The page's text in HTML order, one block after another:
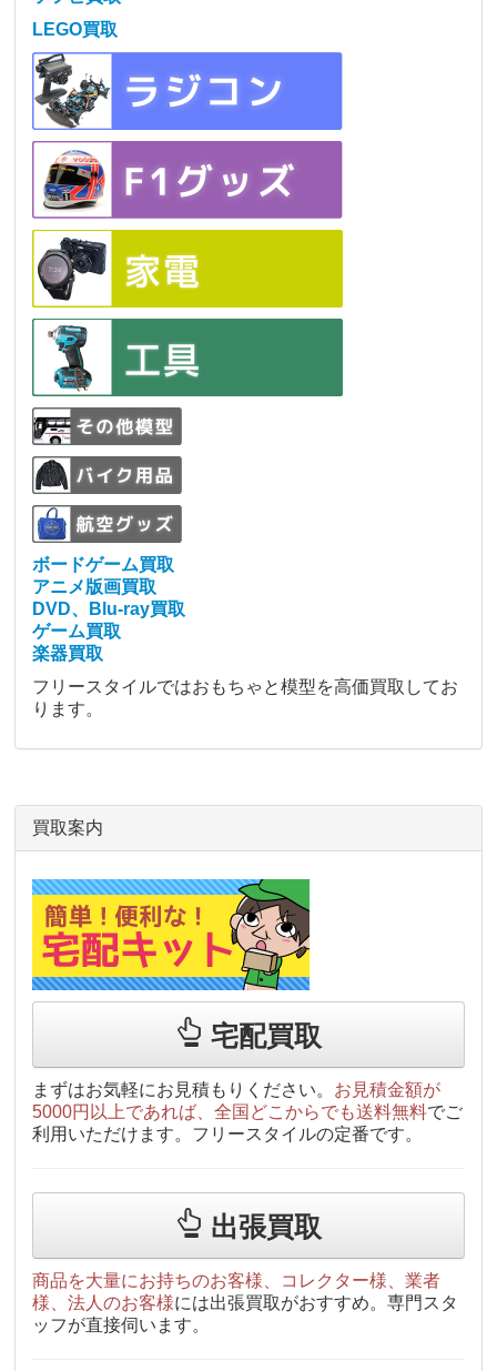
LEGO買取
ボードゲーム買取
アニメ版画買取
DVD、Blu-ray買取
ゲーム買取
楽器買取
フリースタイルではおもちゃと模型を高価買取してお
ります。
買取案内
宅配買取
まずはお気軽にお見積もりください。 お見積金額が
5000円以上であれば、全国どこからでも送料無料でご
利用いただけます。フリースタイルの定番です。
出張買取
商品を大量にお持ちのお客様、コレクター様、業者
様、法人のお客様には出張買取がおすすめ。専門スタ
ッフが直接伺います。